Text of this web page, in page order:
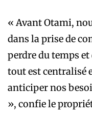
« Avant Otami,
dans la prise de
perdre du temps
tout est centralisé
anticiper nos
», confie le